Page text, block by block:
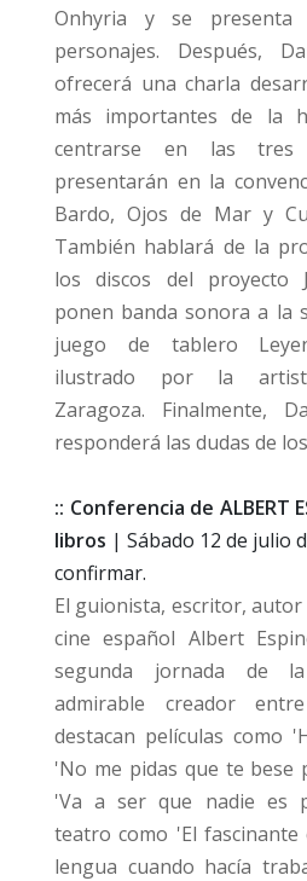
Onhyria y se presenta
personajes. Después,
ofrecerá una charla
más importantes de la
centrarse en las tres
presentarán en la
Bardo, Ojos de Mar y
También hablará de la
los discos del proyecto
ponen banda sonora a la
juego de tablero
ilustrado por la
Zaragoza. Finalmente,
responderá las dudas de
:: Conferencia de ALBERT
libros | Sábado 12 de julio
confirmar.
El guionista, escritor,
cine español Albert
segunda jornada de
admirable creador
destacan películas como
'No me pidas que te bese
'Va a ser que nadie es
teatro como 'El fascinante
lengua cuando hacía